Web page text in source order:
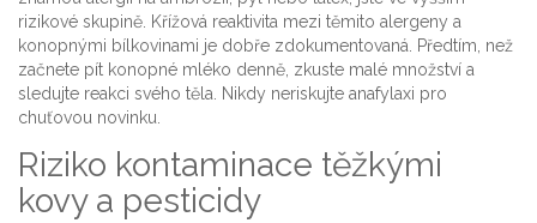
rizikové skupině. Křížová reaktivita mezi těmito alergeny a
konopnými bílkovinami je dobře zdokumentovaná. Předtím, než
začnete pít konopné mléko denně, zkuste malé množství a
sledujte reakci svého těla. Nikdy neriskujte anafylaxi pro
chuťovou novinku.
Riziko kontaminace těžkými
kovy a pesticidy